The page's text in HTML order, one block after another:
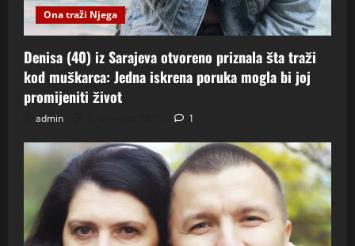
Ona traži Njega
Denisa (40) iz Sarajeva otvoreno priznala šta traži
kod muškarca: Jedna iskrena poruka mogla bi joj
promijeniti život
admin 1